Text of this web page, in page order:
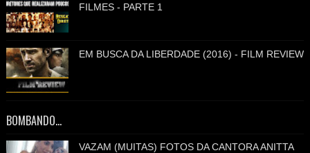
FILMES - PARTE 1
EM BUSCA DA LIBERDADE (2016) - FILM REVIEW
BOMBANDO...
VAZAM (MUITAS) FOTOS DA CANTORA ANITTA